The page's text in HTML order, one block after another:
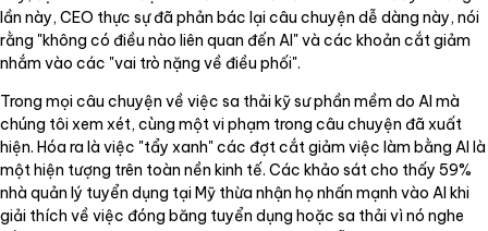
lần này, CEO thực sự đã phản bác lại câu chuyện dễ dàng này, nói
rằng "không có điều nào liên quan đến AI" và các khoản cắt giảm
nhắm vào các "vai trò nặng về điều phối".
Trong mọi câu chuyện về việc sa thải kỹ sư phần mềm do AI mà
chúng tôi xem xét, cùng một vi phạm trong câu chuyện đã xuất
hiện. Hóa ra là việc "tẩy xanh" các đợt cắt giảm việc làm bằng AI là
một hiện tượng trên toàn nền kinh tế. Các khảo sát cho thấy 59%
nhà quản lý tuyển dụng tại Mỹ thừa nhận họ nhấn mạnh vào AI khi
giải thích về việc đóng băng tuyển dụng hoặc sa thải vì nó nghe